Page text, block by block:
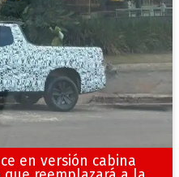
en versión cabina